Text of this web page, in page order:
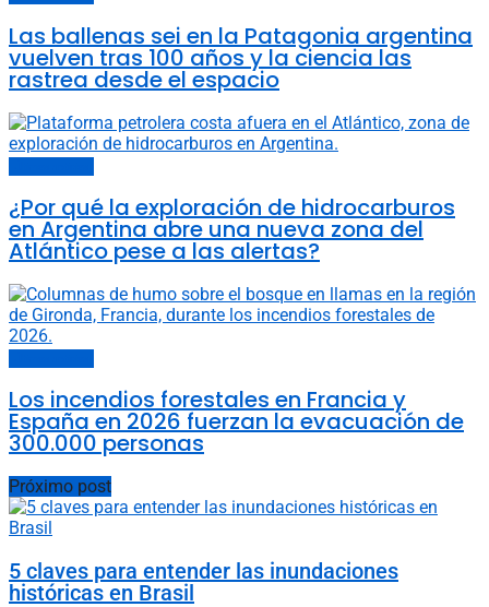
Las ballenas sei en la Patagonia argentina
vuelven tras 100 años y la ciencia las
rastrea desde el espacio
¿Por qué la exploración de hidrocarburos
en Argentina abre una nueva zona del
Atlántico pese a las alertas?
Los incendios forestales en Francia y
España en 2026 fuerzan la evacuación de
300.000 personas
Próximo post
5 claves para entender las inundaciones
históricas en Brasil